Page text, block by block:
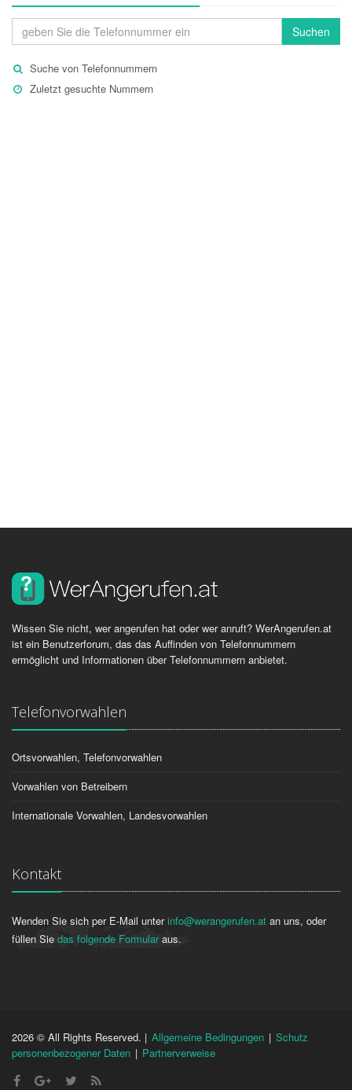
Suchen
Suche von Telefonnummern
Zuletzt gesuchte Nummern
Wissen Sie nicht, wer angerufen hat oder wer anruft? WerAngerufen.at
ist ein Benutzerforum, das das Auffinden von Telefonnummern
ermöglicht und Informationen über Telefonnummern anbietet.
Telefonvorwahlen
Ortsvorwahlen, Telefonvorwahlen
Vorwahlen von Betreibern
Internationale Vorwahlen, Landesvorwahlen
Kontakt
Wenden Sie sich per E-Mail unterinfo@werangerufen.at an uns, oder
füllen Sie das folgende Formularaus.
2026 © All Rights Reserved. | Allgemeine Bedingungen | Schutz
personenbezogener Daten | Partnerverweise